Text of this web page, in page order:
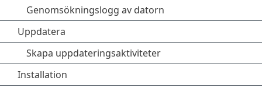
Genomsökningslogg av datorn
Uppdatera
Skapa uppdateringsaktiviteter
Installation